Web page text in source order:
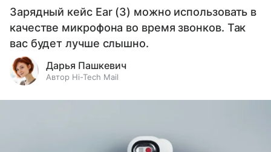
Зарядный кейс Ear (3) можно использовать в
качестве микрофона во время звонков. Так
вас будет лучше слышно.
Дарья Пашкевич
Автор Hi-Tech Mail